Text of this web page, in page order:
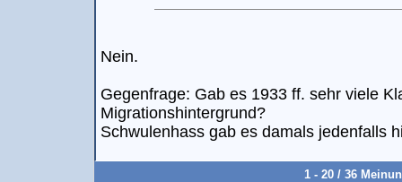
Nein.
Gegenfrage: Gab es 1933 ff. sehr viele
Migrationshintergrund?
Schwulenhass gab es damals jedenfalls
1 - 20 / 36